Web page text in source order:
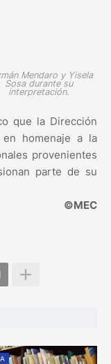
Mendaro y Yisela
Sosa durante su
interpretación.
que la Dirección
en homenaje a la
provenientes
parte de su
©MEC